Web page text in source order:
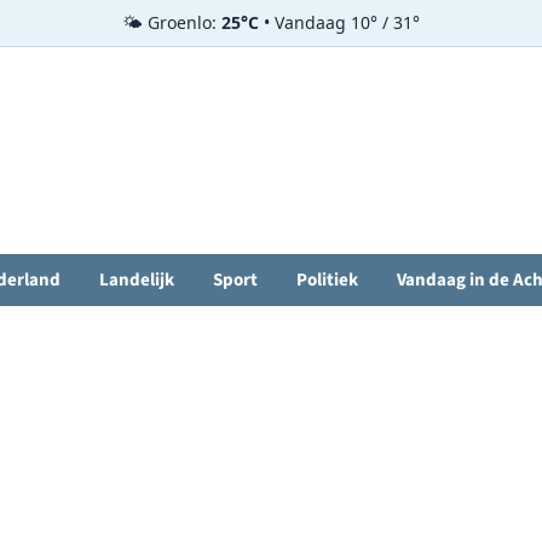
🌤️ Groenlo: 25°C • Vandaag 10° / 31°
Landelijk Sport Politiek Vandaag in de